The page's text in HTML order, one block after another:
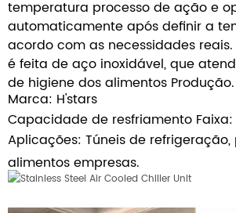
temperatura processo de ação e
automaticamente após definir a
acordo com as necessidades
é feita de aço inoxidável, que
de higiene dos alimentos Produção.
Marca: H'stars
Capacidade de resfriamento Faixa:
Aplicações: Túneis de
alimentos empresas.